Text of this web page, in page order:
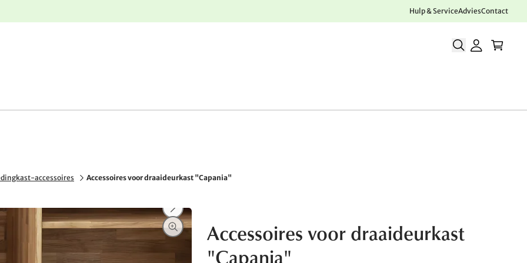
Hulp & ServiceAdviesContact
accessoires Accessoires voor draaideurkast "Capania"
Accessoires voor draaideurkast